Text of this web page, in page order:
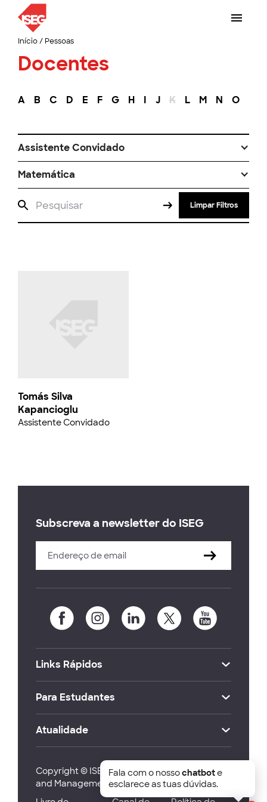
Início/ Pessoas
Docentes
A B C D E F G H I J K L M N O
Assistente Convidado
Matemática
Limpar Filtros
Tomás Silva
Kapancioglu
Assistente Convidado
Subscreva a newsletter do ISEG
Links Rápidos
Para Estudantes
Atualidade
Copyright © ISEG Lisbon School of Economics
and Management 2026
Fala com o nossochatbote
esclarece as tuas dúvidas.